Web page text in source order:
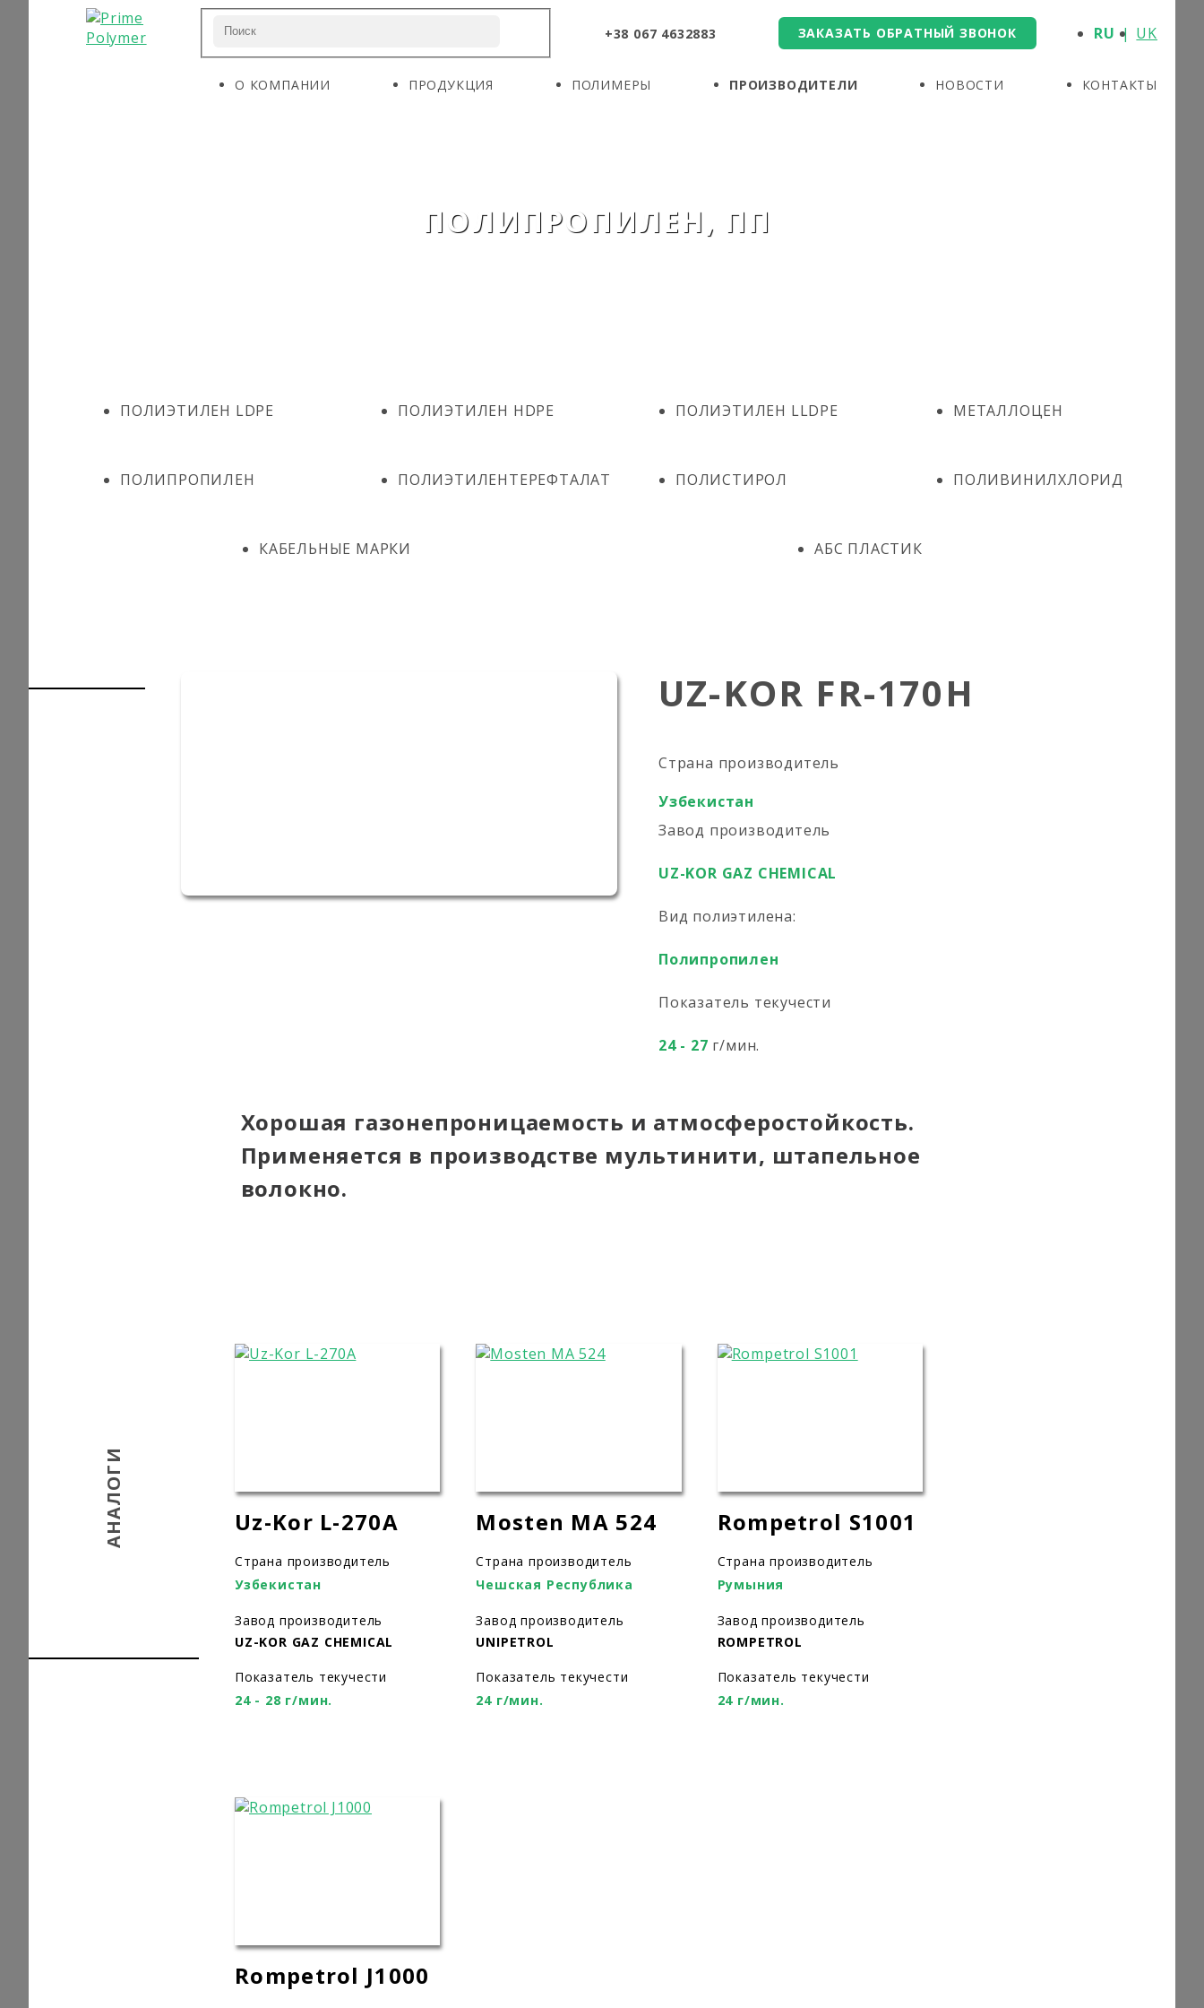
+38 067 4632883 ЗАКАЗАТЬ ОБРАТНЫЙ ЗВОНОК RU UK
О КОМПАНИИ ПРОДУКЦИЯ ПОЛИМЕРЫ ПРОИЗВОДИТЕЛИ НОВОСТИ КОНТАКТЫ
ПОЛИПРОПИЛЕН, ПП
ПОЛИЭТИЛЕН LDPE ПОЛИЭТИЛЕН HDPE ПОЛИЭТИЛЕН LLDPE МЕТАЛЛОЦЕН
ПОЛИПРОПИЛЕН ПОЛИЭТИЛЕНТЕРЕФТАЛАТ ПОЛИСТИРОЛ ПОЛИВИНИЛХЛОРИД
КАБЕЛЬНЫЕ МАРКИ АБС ПЛАСТИК
UZ-KOR FR-170H
Страна производитель
Узбекистан
Завод производитель
UZ-KOR GAZ CHEMICAL
Вид полиэтилена:
Полипропилен
Показатель текучести
24 - 27 г/мин.
Хорошая газонепроницаемость и атмосферостойкость.
Применяется в производстве мультинити, штапельное
волокно.
АНАЛОГИ Uz-Kor L-270A
Страна производитель
Узбекистан
Завод производитель
UZ-KOR GAZ CHEMICAL
Показатель текучести
24 - 28 г/мин.
Mosten MA 524
Страна производитель
Чешская Республика
Завод производитель
UNIPETROL
Показатель текучести
24 г/мин.
Rompetrol S1001
Страна производитель
Румыния
Завод производитель
ROMPETROL
Показатель текучести
24 г/мин.
Rompetrol J1000
О КОМПАНИИ
ПРОИЗВОДИТЕЛИ